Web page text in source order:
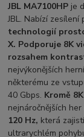
JBL MA7100HP je
JBL. Nabízí zesílení
technologií
X. Podporuje 8K
rozsahem
nejvýkonějších
některému ze
40 Gbps. Kromě 8K
nejnáročnějších
120 Hz, která
ultrarychlém